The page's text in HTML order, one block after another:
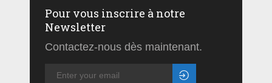
Pour vous inscrire à notre
Newsletter
Contactez-nous dès maintenant.